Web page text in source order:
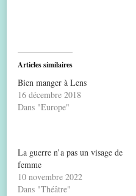
Articles similaires
Bien manger à Lens
16 décembre 2018
Dans "Europe"
La guerre n’a pas un visage de
femme
10 novembre 2022
Dans "Théâtre"